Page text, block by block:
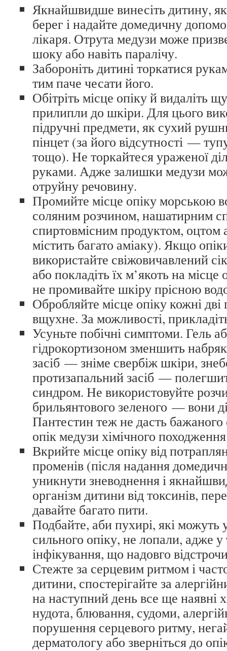
Якнайшвидше винесіть дитину,
берег і надайте домедичну
лікаря. Отрута медузи може
шоку або навіть паралічу.
Забороніть дитині торкатися
тим паче чесати його.
Обітріть місце опіку й видаліть
прилипли до шкіри. Для цього
підручні предмети, як сухий
пінцет (за його відсутності —
тощо). Не торкайтеся ураженої
руками. Адже залишки медузи
отруйну речовину.
Промийте місце опіку морською
соляним розчином, нашатирним
спиртовмісним продуктом,
містить багато аміаку). Якщо
використайте свіжовичавлений
або покладіть їх м’якоть на
не промивайте шкіру прісною
Обробляйте місце опіку кожні
вщухне. За можливості,
Усуньте побічні симптоми. Гель
гідрокортизоном зменшить
засіб — зніме свербіж шкіри,
протизапальний засіб —
синдром. Не використовуйте
брильянтового зеленого — вони
Пантестин теж не дасть бажаного
опік медузи хімічного
Вкрийте місце опіку від
променів (після надання
уникнути зневоднення і
організм дитини від токсинів,
давайте багато пити.
Подбайте, аби пухирі, які можуть
сильного опіку, не лопали, адже
інфікування, що надовго
Стежте за серцевим ритмом і
дитини, спостерігайте за
на наступний день все ще наявні
нудота, блювання, судоми,
порушення серцевого ритму,
дерматологу або зверніться до